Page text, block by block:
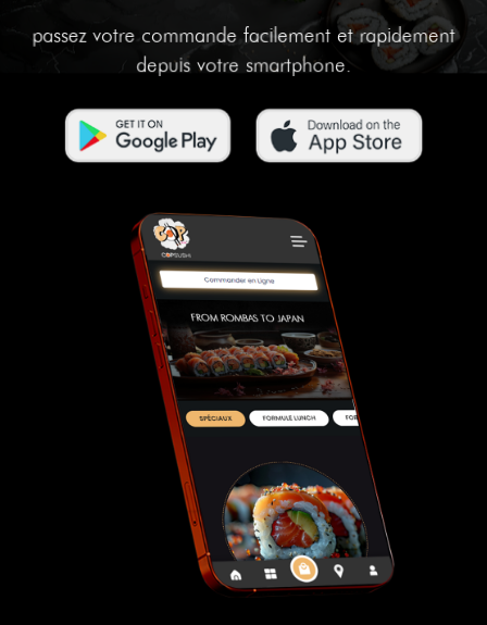
passez votre commande facilement et rapidement
depuis votre smartphone.